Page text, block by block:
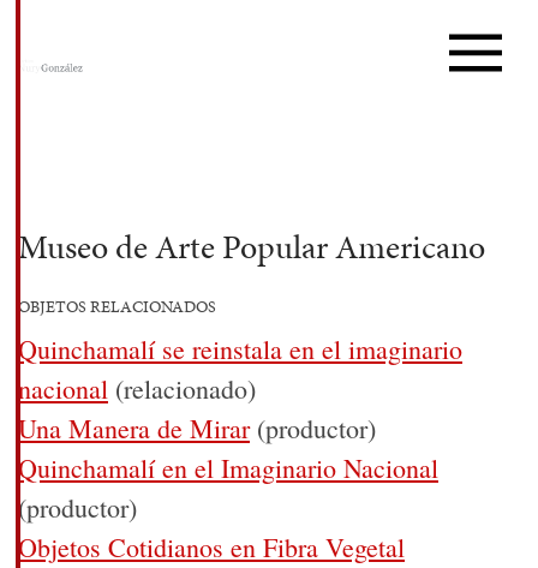
Museo de Arte Popular Americano
OBJETOS RELACIONADOS
Quinchamalí se reinstala en el imaginario
nacional (relacionado)
Una Manera de Mirar(productor)
Quinchamalí en el Imaginario Nacional
(productor)
Objetos Cotidianos en Fibra Vegetal